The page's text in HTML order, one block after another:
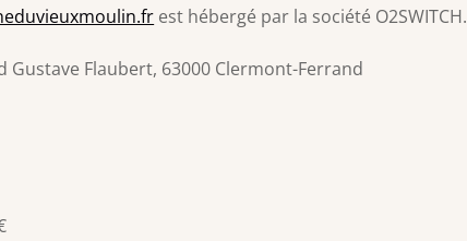
est hébergé par la société O2SWITCH.
Gustave Flaubert, 63000 Clermont-Ferrand